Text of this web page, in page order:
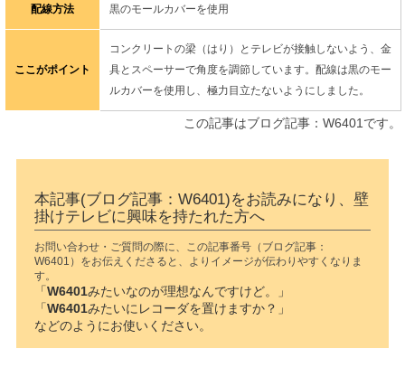
配線方法 黒のモールカバーを使用
ここがポイント
コンクリートの梁（はり）とテレビが接触しないよう、金
具とスペーサーで角度を調節しています。配線は黒のモー
ルカバーを使用し、極力目立たないようにしました。
この記事はブログ記事：W6401です。
本記事(ブログ記事：W6401)をお読みになり、壁
掛けテレビに興味を持たれた方へ
お問い合わせ・ご質問の際に、この記事番号（ブログ記事：
W6401）をお伝えくださると、よりイメージが伝わりやすくなりま
す。
「W6401みたいなのが理想なんですけど。」
「W6401みたいにレコーダを置けますか？」
などのようにお使いください。